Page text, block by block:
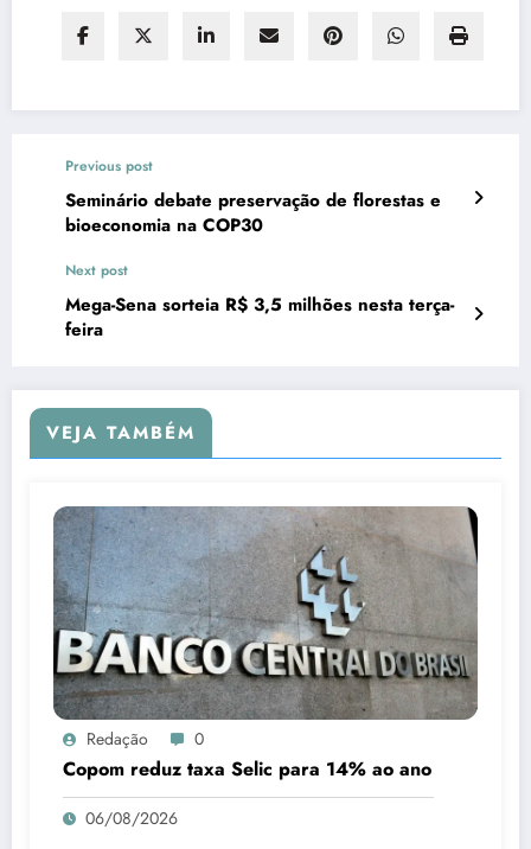
Previous post
Seminário debate preservação de florestas e
bioeconomia na COP30
Next post
Mega-Sena sorteia R$ 3,5 milhões nesta terça-
feira
VEJA TAMBÉM
Redação 0
Copom reduz taxa Selic para 14% ao ano
06/08/2026